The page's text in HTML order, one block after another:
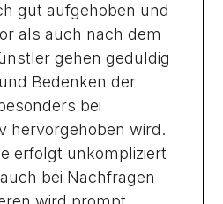
gut aufgehoben und
als auch nach dem
gehen geduldig
Bedenken der
bei
hervorgehoben wird.
erfolgt unkompliziert
bei Nachfragen